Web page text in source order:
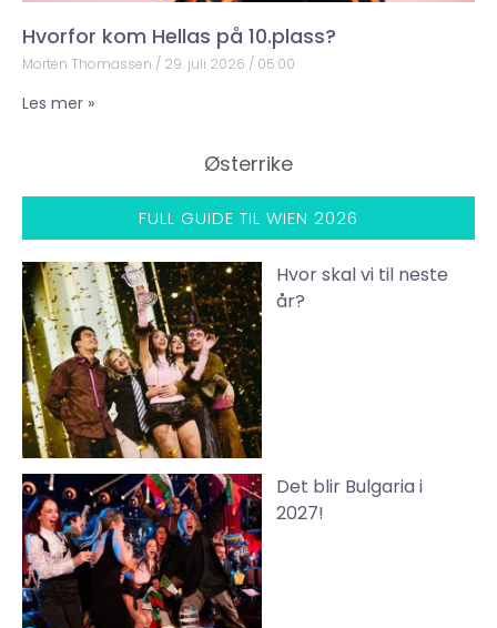
Hvorfor kom Hellas på 10.plass?
Morten Thomassen 29. juli 2026 05:00
Les mer »
Østerrike
FULL GUIDE TIL WIEN 2026
Hvor skal vi til neste
år?
Det blir Bulgaria i
2027!